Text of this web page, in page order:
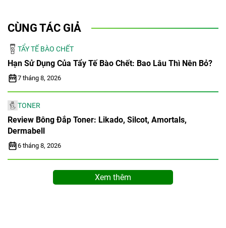
CÙNG TÁC GIẢ
TẨY TẾ BÀO CHẾT
Hạn Sử Dụng Của Tẩy Tế Bào Chết: Bao Lâu Thì Nên Bỏ?
7 tháng 8, 2026
TONER
Review Bông Đắp Toner: Likado, Silcot, Amortals,
Dermabell
6 tháng 8, 2026
Xem thêm